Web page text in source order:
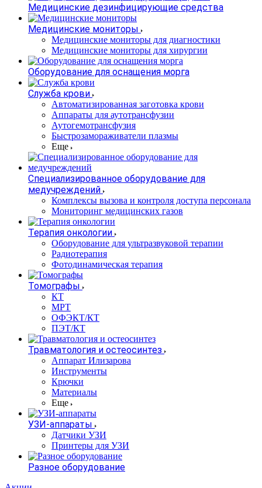
Медицинские дезинфицирующие средства
Медицинские мониторы
Медицинские мониторы для диагностики
Медицинские мониторы для хирургии
Оборудование для оснащения морга
Служба крови
Автоматизированная заготовка крови
Аппараты для аутотрансфузии
Аутогемотрансфузия
Быстрозамораживатели плазмы
Еще
Специализированное оборудование для
медучреждений
Комплексы вызова и контроля доступа персонала
Мониторинг медицинских газов
Терапия онкологии
Оборудование для ультразвуковой терапии
Радиотерапия
Фотодинамическая терапия
Томографы
КТ
МРТ
ОФЭКТ/КТ
ПЭТ/КТ
Травматология и остеосинтез
Аппарат Илизарова
Инструменты
Крючки
Материалы
Еще
УЗИ-аппараты
Датчики УЗИ
Принтеры для УЗИ
Разное оборудование